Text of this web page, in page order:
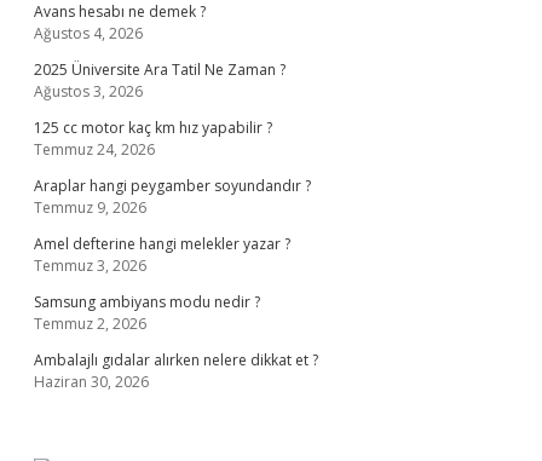
Avans hesabı ne demek ?
Ağustos 4, 2026
2025 Üniversite Ara Tatil Ne Zaman ?
Ağustos 3, 2026
125 cc motor kaç km hız yapabilir ?
Temmuz 24, 2026
Araplar hangi peygamber soyundandır ?
Temmuz 9, 2026
Amel defterine hangi melekler yazar ?
Temmuz 3, 2026
Samsung ambiyans modu nedir ?
Temmuz 2, 2026
Ambalajlı gıdalar alırken nelere dikkat et ?
Haziran 30, 2026